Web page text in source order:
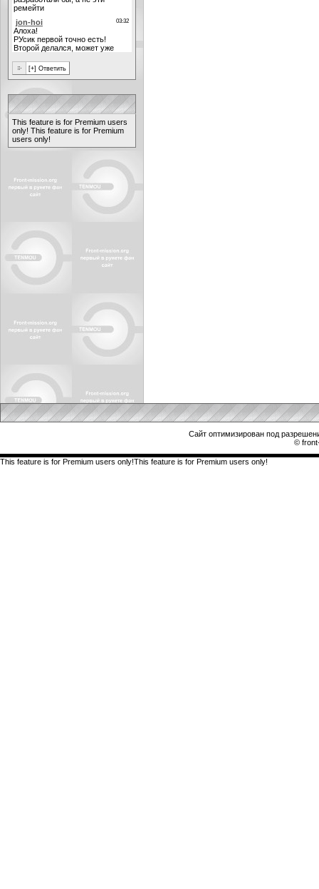
This feature is for Premium users
only! This feature is for Premium
users only!
Сайт оптимизирован под
©
This feature is for Premium users only!This feature is for Premium users only!